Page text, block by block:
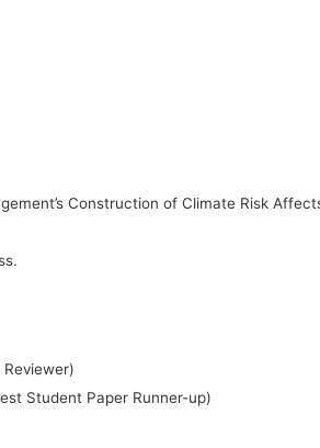
Construction of Climate Risk
Reviewer)
Student Paper Runner-up)